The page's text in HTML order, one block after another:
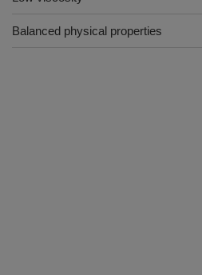
Balanced physical properties